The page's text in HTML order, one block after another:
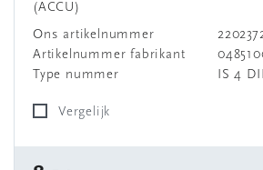
(ACCU)
Ons artikelnummer
Artikelnummer fabrikant
Type nummer
IS 4
Vergelijk